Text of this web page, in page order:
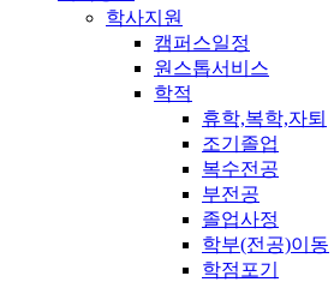
학사지원
캠퍼스일정
원스톱서비스
학적
휴학,복학,자퇴
조기졸업
복수전공
부전공
졸업사정
학부(전공)이동
학점포기